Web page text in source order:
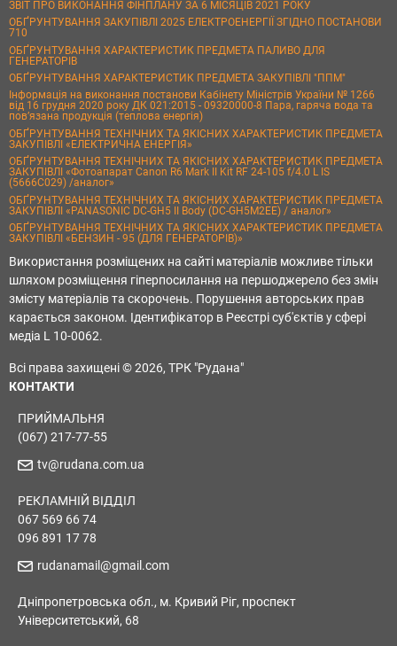
ЗВІТ ПРО ВИКОНАННЯ ФІНПЛАНУ ЗА 6 МІСЯЦІВ 2021 РОКУ
ОБҐРУНТУВАННЯ ЗАКУПІВЛІ 2025 ЕЛЕКТРОЕНЕРГІЇ ЗГІДНО ПОСТАНОВИ
710
ОБҐРУНТУВАННЯ ХАРАКТЕРИСТИК ПРЕДМЕТА ПАЛИВО ДЛЯ
ГЕНЕРАТОРІВ
ОБҐРУНТУВАННЯ ХАРАКТЕРИСТИК ПРЕДМЕТА ЗАКУПІВЛІ "ППМ"
Інформація на виконання постанови Кабінету Міністрів України № 1266
від 16 грудня 2020 року ДК 021:2015 - 09320000-8 Пара, гаряча вода та
пов’язана продукція (теплова енергія)
ОБҐРУНТУВАННЯ ТЕХНІЧНИХ ТА ЯКІСНИХ ХАРАКТЕРИСТИК ПРЕДМЕТА
ЗАКУПІВЛІ «ЕЛЕКТРИЧНА ЕНЕРГІЯ»
ОБҐРУНТУВАННЯ ТЕХНІЧНИХ ТА ЯКІСНИХ ХАРАКТЕРИСТИК ПРЕДМЕТА
ЗАКУПІВЛІ «Фотоапарат Canon R6 Mark II Kit RF 24-105 f/4.0 L IS
(5666C029) /аналог»
ОБҐРУНТУВАННЯ ТЕХНІЧНИХ ТА ЯКІСНИХ ХАРАКТЕРИСТИК ПРЕДМЕТА
ЗАКУПІВЛІ «PANASONIC DC-GH5 II Body (DC-GH5M2EE) / аналог»
ОБҐРУНТУВАННЯ ТЕХНІЧНИХ ТА ЯКІСНИХ ХАРАКТЕРИСТИК ПРЕДМЕТА
ЗАКУПІВЛІ «БЕНЗИН - 95 (ДЛЯ ГЕНЕРАТОРІВ)»
Використання розміщених на сайті матеріалів можливе тільки
шляхом розміщення гіперпосилання на першоджерело без змін
змісту матеріалів та скорочень. Порушення авторських прав
карається законом. Ідентифікатор в Реєстрі суб'єктів у сфері
медіа L 10-0062.
Всі права захищені © 2026, ТРК "Рудана"
КОНТАКТИ
ПРИЙМАЛЬНЯ
(067) 217-77-55
tv@rudana.com.ua
РЕКЛАМНІЙ ВІДДІЛ
067 569 66 74
096 891 17 78
rudanamail@gmail.com
Дніпропетровська обл., м. Кривий Ріг, проспект
Університетський, 68